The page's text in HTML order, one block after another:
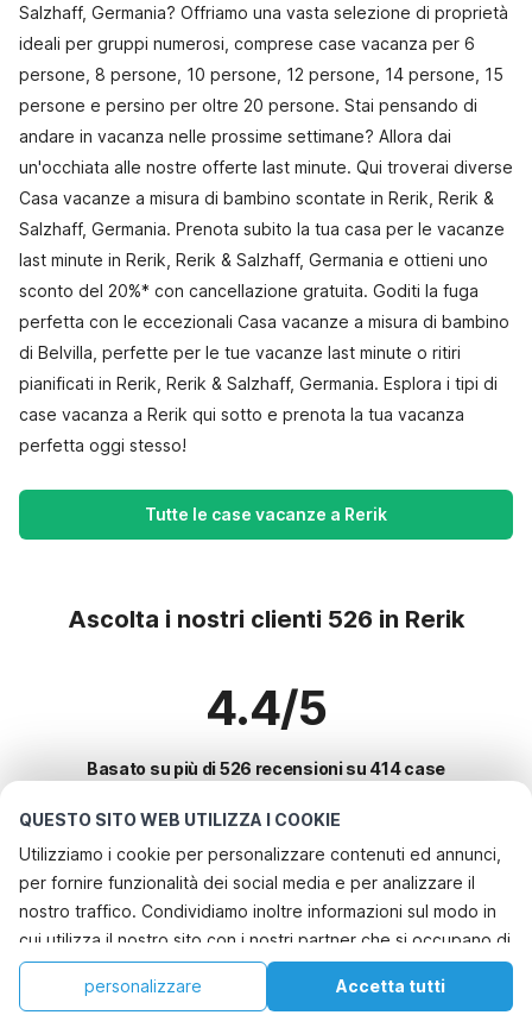
QUESTO SITO WEB UTILIZZA I COOKIE
Utilizziamo i cookie per personalizzare contenuti ed annunci,
per fornire funzionalità dei social media e per analizzare il
nostro traffico. Condividiamo inoltre informazioni sul modo in
cui utilizza il nostro sito con i nostri partner che si occupano di
analisi dei dati web, pubblicità e social media, i quali
potrebbero combinarle con altre informazioni che ha fornito
Accetta tutti
personalizzare
Salzhaff, Germania? Offriamo una vasta selezione di proprietà
ideali per gruppi numerosi, comprese case vacanza per 6
persone, 8 persone, 10 persone, 12 persone, 14 persone, 15
persone e persino per oltre 20 persone. Stai pensando di
andare in vacanza nelle prossime settimane? Allora dai
un'occhiata alle nostre offerte last minute. Qui troverai diverse
Casa vacanze a misura di bambino scontate in Rerik, Rerik &
Salzhaff, Germania. Prenota subito la tua casa per le vacanze
last minute in Rerik, Rerik & Salzhaff, Germania e ottieni uno
sconto del 20%* con cancellazione gratuita. Goditi la fuga
perfetta con le eccezionali Casa vacanze a misura di bambino
di Belvilla, perfette per le tue vacanze last minute o ritiri
pianificati in Rerik, Rerik & Salzhaff, Germania. Esplora i tipi di
case vacanza a Rerik qui sotto e prenota la tua vacanza
perfetta oggi stesso!
Tutte le case vacanze a Rerik
Ascolta i nostri clienti 526 in Rerik
4.4/5
Basato su più di 526 recensioni su 414 case
Le destinazioni più popolari per le
vacanze
Città con i migliori servizi per le vacanze
Casa vacanze a misura di bambino bayeux
Città con i migliori servizi per le vacanze
Casa Lista dei desideri Prenotazioni Account